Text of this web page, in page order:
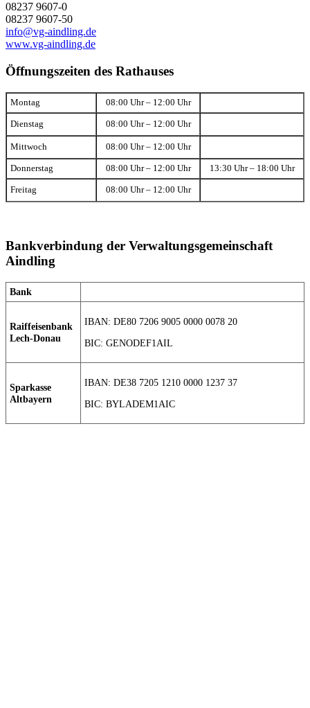
08237 9607-0
08237 9607-50
info@vg-aindling.de
www.vg-aindling.de
Öffnungszeiten des Rathauses
Montag 08:00 Uhr – 12:00 Uhr
Dienstag 08:00 Uhr – 12:00 Uhr
Mittwoch 08:00 Uhr – 12:00 Uhr
Donnerstag 08:00 Uhr – 12:00 Uhr 13:30 Uhr – 18:00 Uhr
Freitag 08:00 Uhr – 12:00 Uhr
Bankverbindung der Verwaltungsgemeinschaft
Aindling
Bank
Raiffeisenbank
Lech-Donau
IBAN: DE80 7206 9005 0000 0078 20
BIC: GENODEF1AIL
Sparkasse
Altbayern
IBAN: DE38 7205 1210 0000 1237 37
BIC: BYLADEM1AIC